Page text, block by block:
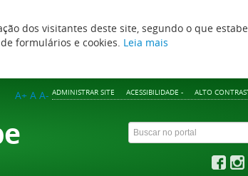
dos visitantes deste site, segundo o que
formulários e cookies. Leia mais
ADMINISTRAR SITE ACESSIBILIDADE - ALTO
A+ A A-